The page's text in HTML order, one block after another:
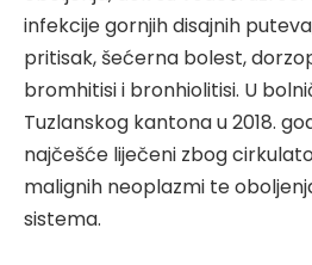
infekcije gornjih disajnih
pritisak, šećerna bolest,
bromhitisi i bronhiolitisi. U
Tuzlanskog kantona u 2018.
najčešće liječeni zbog
malignih neoplazmi te
sistema.